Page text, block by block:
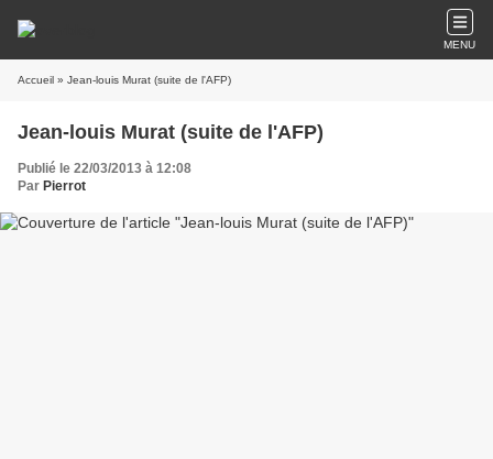
MENU
Accueil » Jean-louis Murat (suite de l'AFP)
Jean-louis Murat (suite de l'AFP)
Publié le 22/03/2013 à 12:08
Par Pierrot